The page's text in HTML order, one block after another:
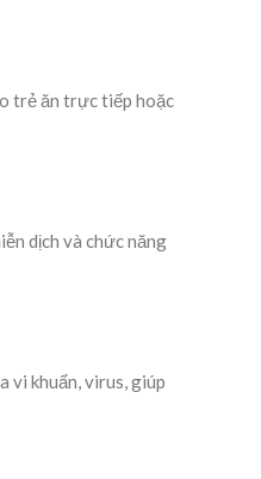
trẻ ăn trực tiếp hoặc
dịch và chức năng
vi khuẩn, virus, giúp